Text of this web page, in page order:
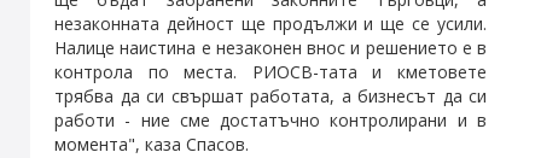
незаконната дейност ще продължи и ще се усили.
Налице наистина е незаконен внос и решението е в
контрола по места. РИОСВ-тата и кметовете
трябва да си свършат работата, а бизнесът да си
работи - ние сме достатъчно контролирани и в
момента", каза Спасов.